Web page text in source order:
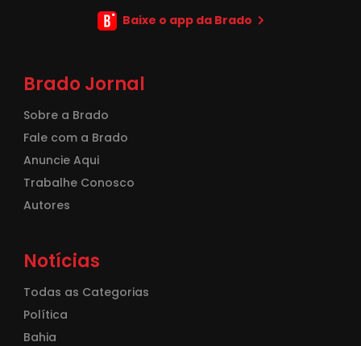
Baixe o app da Brado
Brado Jornal
Sobre a Brado
Fale com a Brado
Anuncie Aqui
Trabalhe Conosco
Autores
Notícias
Todas as Categorias
Política
Bahia